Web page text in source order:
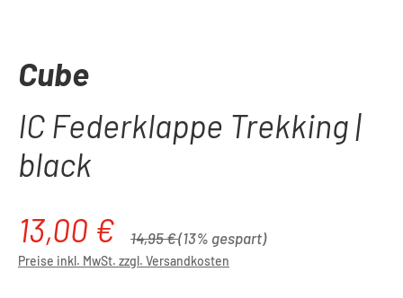
Cube
IC Federklappe Trekking |
black
Verkaufspreis:
13,00 € Regulärer Preis:
14,95 €(13% gespart)
Preise inkl. MwSt. zzgl. Versandkosten